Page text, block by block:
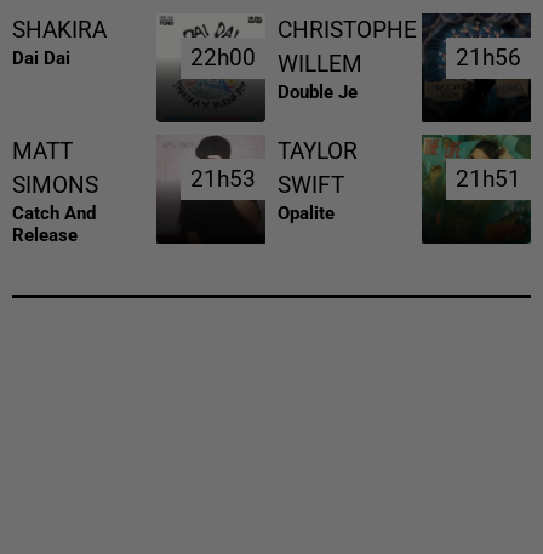
SHAKIRA
Dai Dai 22h00
22h00
CHRISTOPHE
WILLEM
Double Je
21h56
21h56
MATT
SIMONS
Catch And
Release
21h53
21h53
TAYLOR
SWIFT
Opalite
21h51
21h51